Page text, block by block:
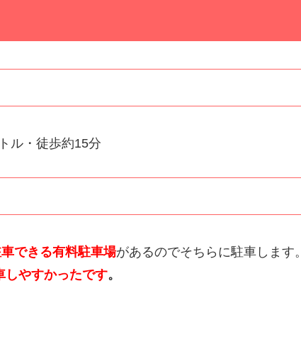
ル・徒歩約15分
できる有料駐車場があるのでそちらに駐車します。
しやすかったです。